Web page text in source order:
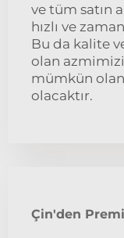
ve tüm satın
hızlı ve
Bu da kalite
olan
mümkün
olacaktır.
Çin'den